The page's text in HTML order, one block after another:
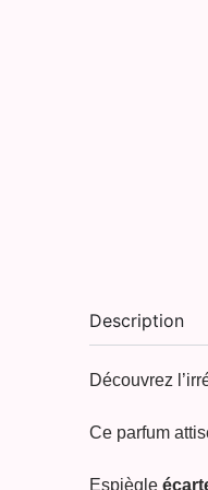
Description
Découvrez
Ce parfum
Espiègle